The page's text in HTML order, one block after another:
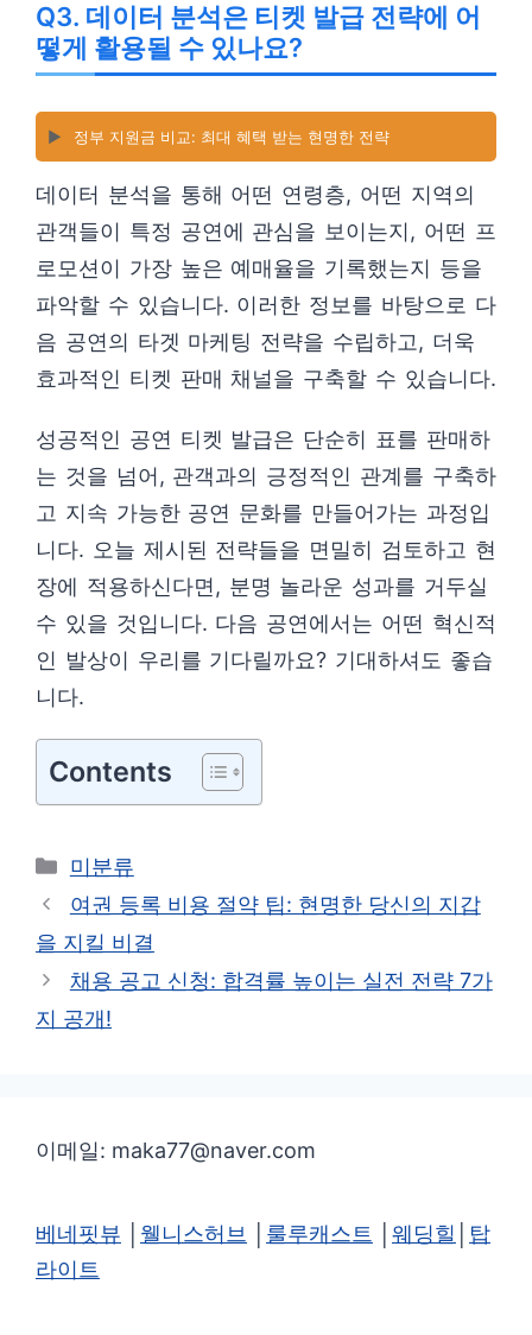
Q3. 데이터 분석은 티켓 발급 전략에 어
떻게 활용될 수 있나요?
▶️ 정부 지원금 비교: 최대 혜택 받는 현명한 전략
데이터 분석을 통해 어떤 연령층, 어떤 지역의
관객들이 특정 공연에 관심을 보이는지, 어떤 프
로모션이 가장 높은 예매율을 기록했는지 등을
파악할 수 있습니다. 이러한 정보를 바탕으로 다
음 공연의 타겟 마케팅 전략을 수립하고, 더욱
효과적인 티켓 판매 채널을 구축할 수 있습니다.
성공적인 공연 티켓 발급은 단순히 표를 판매하
는 것을 넘어, 관객과의 긍정적인 관계를 구축하
고 지속 가능한 공연 문화를 만들어가는 과정입
니다. 오늘 제시된 전략들을 면밀히 검토하고 현
장에 적용하신다면, 분명 놀라운 성과를 거두실
수 있을 것입니다. 다음 공연에서는 어떤 혁신적
인 발상이 우리를 기다릴까요? 기대하셔도 좋습
니다.
Contents
카
테
리
미분류
여권 등록 비용 절약 팁: 현명한 당신의 지갑
을 지킬 비결
채용 공고 신청: 합격률 높이는 실전 전략 7가
지 공개!
이메일: maka77@naver.com
베네핏뷰 웰니스허브 룰루캐스트 웨딩힐
탑
라이트